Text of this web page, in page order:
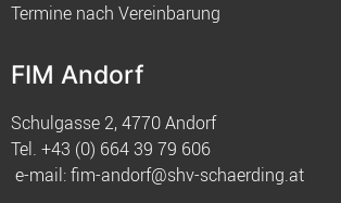
Termine nach Vereinbarung
FIM Andorf
Schulgasse 2, 4770 Andorf
Tel. +43 (0) 664 39 79 606
e-mail:fim-andorf@shv-schaerding.at